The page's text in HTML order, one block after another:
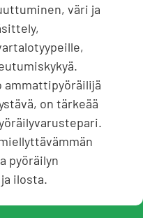
väri ja
ammattipyöräilijä
on tärkeää
pyöräilyn
ilosta.